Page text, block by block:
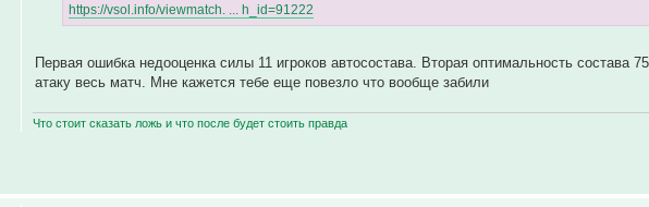
https://vsol.info/viewmatch. ... h_id=91222
Первая ошибка недооценка силы 11 игроков автосостава. Вторая оптимальность состава
атаку весь матч. Мне кажется тебе еще повезло что вообще забили
Что стоит сказать ложь и что после будет стоить правда